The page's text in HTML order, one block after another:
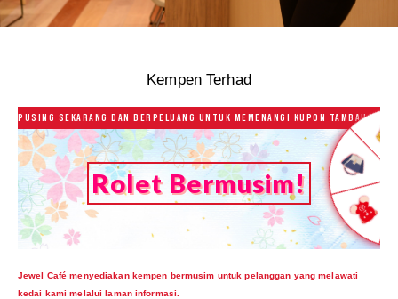
Kempen Terhad
Pusing sekarang dan berpeluang untuk memenangi Kupon Tambahan
Rolet Bermusim!
Jewel Café menyediakan kempen bermusim untuk pelanggan yang melawati
kedai kami melalui laman informasi.